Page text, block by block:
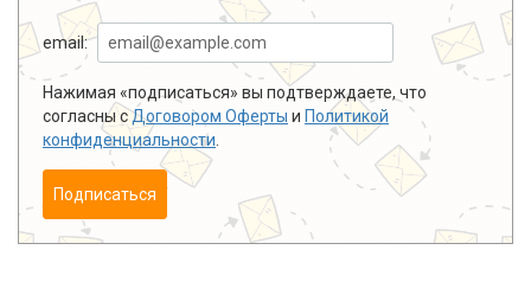
email:
Нажимая «подписаться» вы подтверждаете, что
согласны сДоговором Оферты и Политикой
конфиденциальности
Подписаться